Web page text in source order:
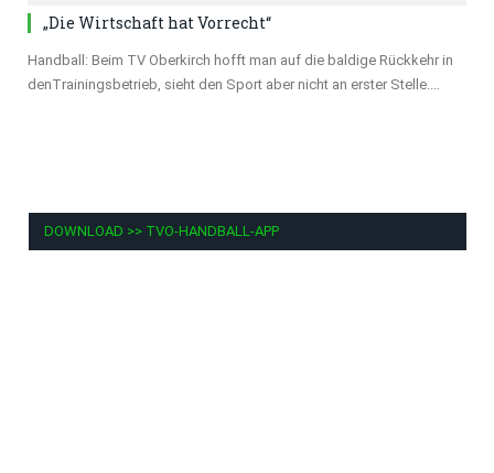
„Die Wirtschaft hat Vorrecht“
Handball: Beim TV Oberkirch hofft man auf die baldige Rückkehr in
denTrainingsbetrieb, sieht den Sport aber nicht an erster Stelle.…
DOWNLOAD >> TVO-HANDBALL-APP